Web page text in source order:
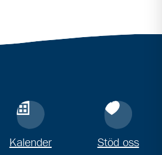
Kalender Stöd oss